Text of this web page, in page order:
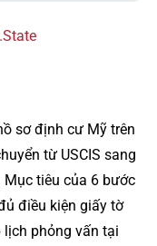
sơ định cư Mỹ trên
từ USCIS sang
Mục tiêu của 6 bước
điều kiện giấy tờ
phỏng vấn tại